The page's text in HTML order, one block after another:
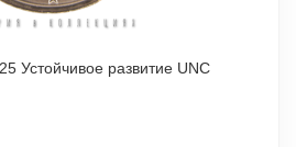
Устойчивое развитие UNC